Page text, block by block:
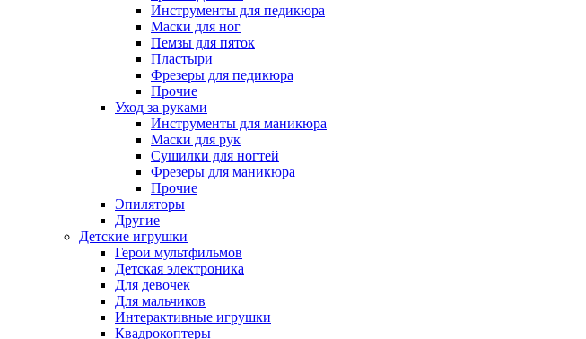
Инструменты для педикюра
Маски для ног
Пемзы для пяток
Пластыри
Фрезеры для педикюра
Прочие
Уход за руками
Инструменты для маникюра
Маски для рук
Сушилки для ногтей
Фрезеры для маникюра
Прочие
Эпиляторы
Другие
Детские игрушки
Герои мультфильмов
Детская электроника
Для девочек
Для мальчиков
Интерактивные игрушки
Квадрокоптеры